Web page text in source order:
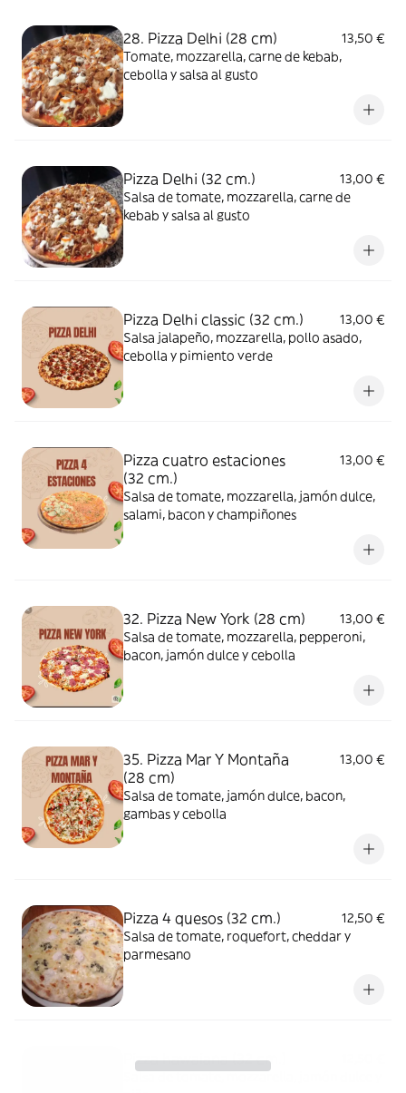
28. Pizza Delhi (28 cm)
13,50 €
Tomate, mozzarella, carne de kebab,
cebolla y salsa al gusto
Pizza Delhi (32 cm.)
13,00 €
Salsa de tomate, mozzarella, carne de
kebab y salsa al gusto
Pizza Delhi classic (32 cm.)
13,00 €
Salsa jalapeño, mozzarella, pollo asado,
cebolla y pimiento verde
Pizza cuatro estaciones
(32 cm.)
13,00 €
Salsa de tomate, mozzarella, jamón dulce,
salami, bacon y champiñones
32. Pizza New York (28 cm)
13,00 €
Salsa de tomate, mozzarella, pepperoni,
bacon, jamón dulce y cebolla
35. Pizza Mar Y Montaña
(28 cm)
13,00 €
Salsa de tomate, jamón dulce, bacon,
gambas y cebolla
Pizza 4 quesos (32 cm.)
12,50 €
Salsa de tomate, roquefort, cheddar y
parmesano
Pizza hawaiana (32 cm.)
Salsa de tomate, mozzarella, jamón dulce y